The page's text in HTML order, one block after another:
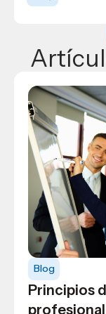
Blog
Principios
Blog
Cómo